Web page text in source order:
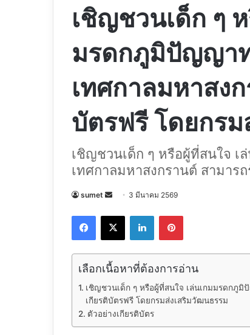
เชิญชวนเด็ก ๆ
มรดกภูมิปัญญา
เทศกาลมหาสง
บัตรฟรี โดยกร
เชิญชวนเด็ก ๆ หรือผู้ที่สนใจ
เทศกาลมหาสงกรานต์ สามาร
sumet
Send
email
3 มีนาคม 2569
Facebook
X LinkedInPinterest
เลือกเนื้อหาที่ต้องการอ่าน
เชิญชวนเด็ก ๆ หรือผู้ที่สนใจ เล่นเกมมรดกภู
เกียรติบัตรฟรี โดยกรมส่งเสริมวัฒนธรรม
ตัวอย่างเกียรติบัตร